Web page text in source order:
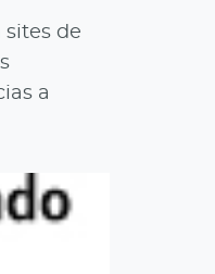
sites de
a